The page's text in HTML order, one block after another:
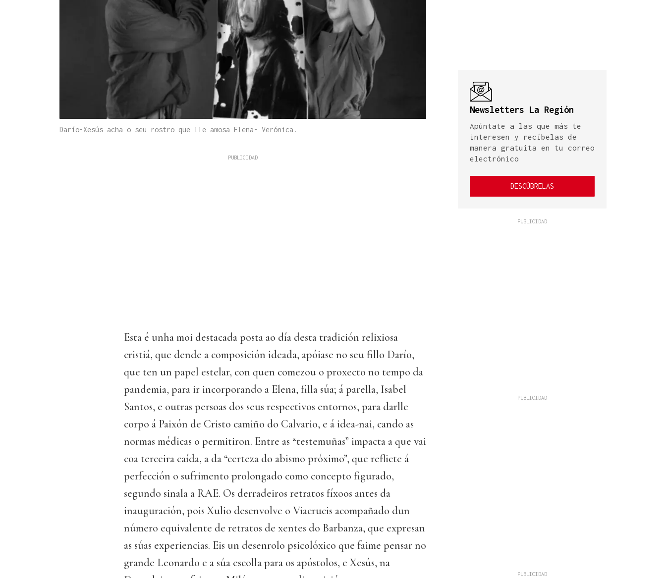
Darío-Xesús acha o seu rostro que lle amosa Elena- Verónica.
Esta é unha moi destacada posta ao día desta tradición relixiosa
cristiá, que dende a composición ideada, apóiase no seu fillo Darío,
que ten un papel estelar, con quen comezou o proxecto no tempo da
pandemia, para ir incorporando a Elena, filla súa; á parella, Isabel
Santos, e outras persoas dos seus respectivos entornos, para darlle
corpo á Paixón de Cristo camiño do Calvario, e á idea-nai, cando as
normas médicas o permitiron. Entre as “testemuñas” impacta a que vai
coa terceira caída, a da “certeza do abismo próximo”, que reflicte á
perfección o sufrimento prolongado como concepto figurado,
segundo sinala a RAE. Os derradeiros retratos fíxoos antes da
inauguración, pois Xulio desenvolve o Viacrucis acompañado dun
número equivalente de retratos de xentes do Barbanza, que expresan
as súas experiencias. Eis un desenrolo psicolóxico que faime pensar no
grande Leonardo e a súa escolla para os apóstolos, e Xesús, na
Newsletters La Región
Apúntate a las que más te
interesen y recíbelas de
manera gratuita en tu correo
electrónico
DESCÚBRELAS